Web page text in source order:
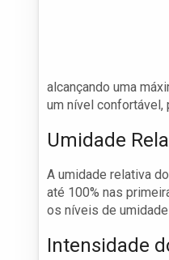
alcançando uma
um nível confortável,
Umidade
A umidade relativa
até 100% nas
os níveis de
Intensidade